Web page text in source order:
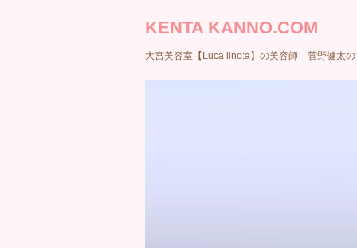
KENTA KANNO.COM
大宮美容室【Luca lino:a】の美容師 菅野健太の